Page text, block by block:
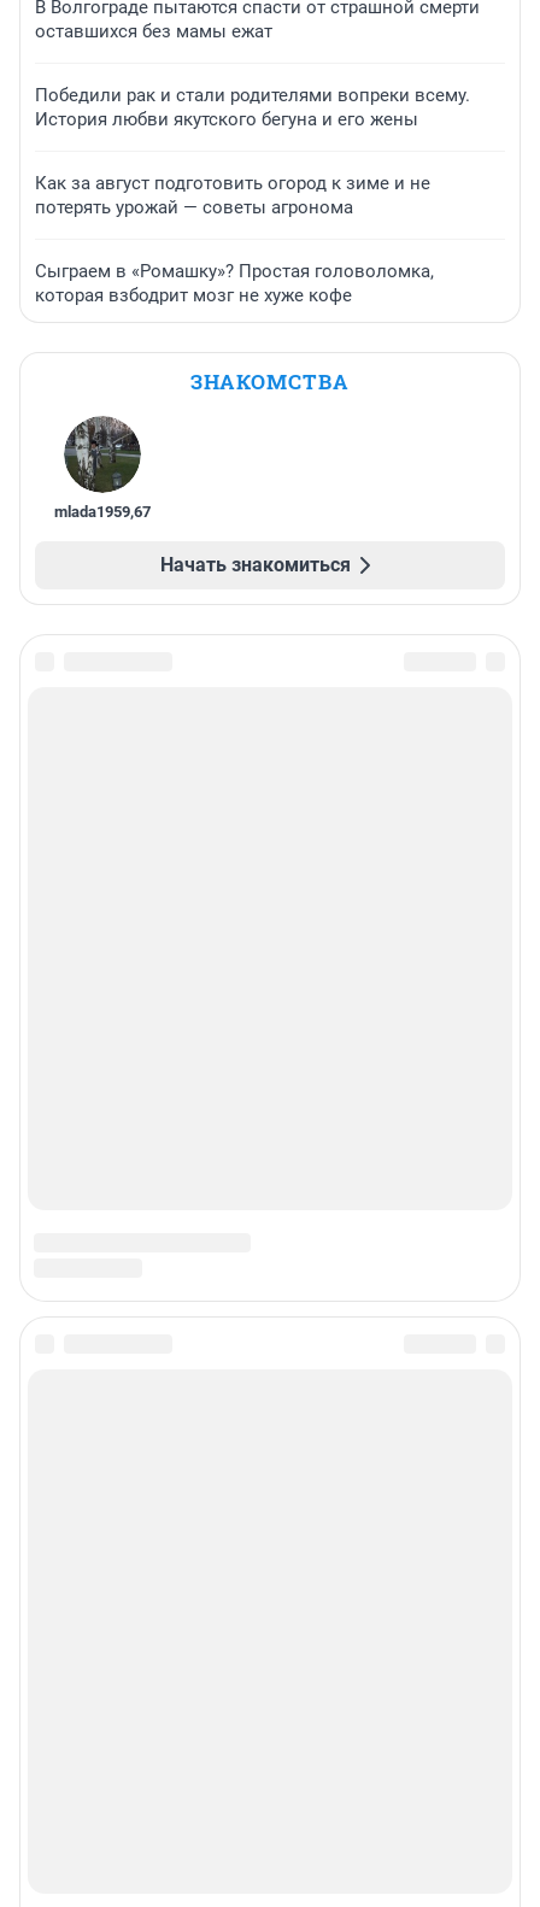
В Волгограде пытаются спасти от страшной смерти
оставшихся без мамы ежат
Победили рак и стали родителями вопреки всему.
История любви якутского бегуна и его жены
Как за август подготовить огород к зиме и не
потерять урожай — советы агронома
Сыграем в «Ромашку»? Простая головоломка,
которая взбодрит мозг не хуже кофе
ЗНАКОМСТВА
mlada1959,67
Начать знакомиться